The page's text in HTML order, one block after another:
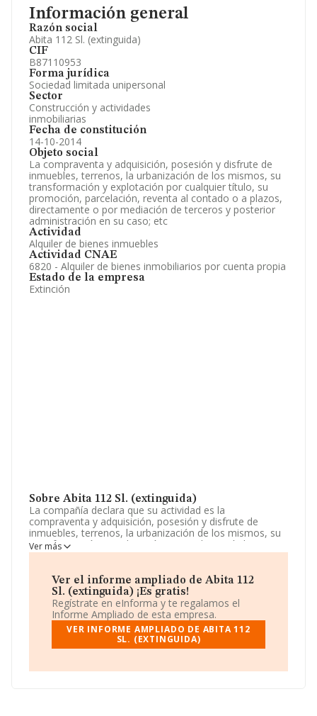
Información general
Razón social
Abita 112 Sl. (extinguida)
CIF
B87110953
Forma jurídica
Sociedad limitada unipersonal
Sector
Construcción y actividades
inmobiliarias
Fecha de constitución
14-10-2014
Objeto social
La compraventa y adquisición, posesión y disfrute de
inmuebles, terrenos, la urbanización de los mismos, su
transformación y explotación por cualquier título, su
promoción, parcelación, reventa al contado o a plazos,
directamente o por mediación de terceros y posterior
administración en su caso; etc
Actividad
Alquiler de bienes inmuebles
Actividad CNAE
6820 - Alquiler de bienes inmobiliarios por cuenta propia
Estado de la empresa
Extinción
Sobre Abita 112 Sl. (extinguida)
La compañía declara que su actividad es la
compraventa y adquisición, posesión y disfrute de
inmuebles, terrenos, la urbanización de los mismos, su
transformación y explotación por cualquier título, su
promoción, parcelación, reventa al contado o a plazos,
administración en su caso; etc. La sociedad está inscrita
en el Registro Mercantil como Sociedad Limitada. La
actividad de referencia CNAE corresponde a 'Alquiler de
bienes inmobiliarios por cuenta propia', cuyo Código es
6820. La empresa no tiene actividad en mercados
exteriores.
B87110953, se encuentra en Calle Velazquez núm. 87
Ver más
Ver el informe ampliado de Abita 112
Sl. (extinguida) ¡Es gratis!
Regístrate en eInforma y te regalamos el
Informe Ampliado de esta empresa.
VER INFORME AMPLIADO DE ABITA 112
SL. (EXTINGUIDA)
Información oficial y registral complementaria.